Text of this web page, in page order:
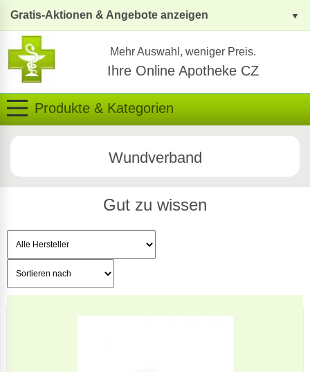
Gratis-Aktionen & Angebote anzeigen
Mehr Auswahl, weniger Preis.
Ihre Online Apotheke CZ
Produkte & Kategorien
Wundverband
Gut zu wissen